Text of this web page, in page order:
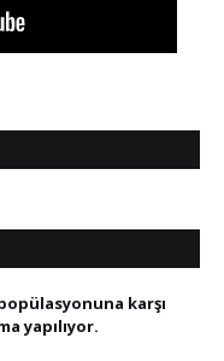
karşı
yapılıyor.